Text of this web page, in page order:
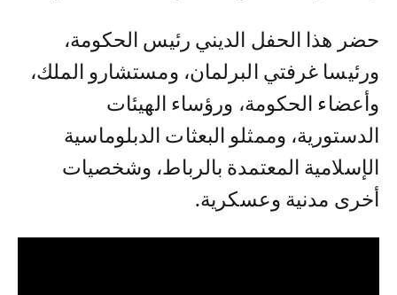
حضر هذا الحفل الديني رئيس الحكومة،
ورئيسا غرفتي البرلمان، ومستشارو الملك،
وأعضاء الحكومة، ورؤساء الهيئات
الدستورية، وممثلو البعثات الدبلوماسية
الإسلامية المعتمدة بالرباط، وشخصيات
أخرى مدنية وعسكرية.